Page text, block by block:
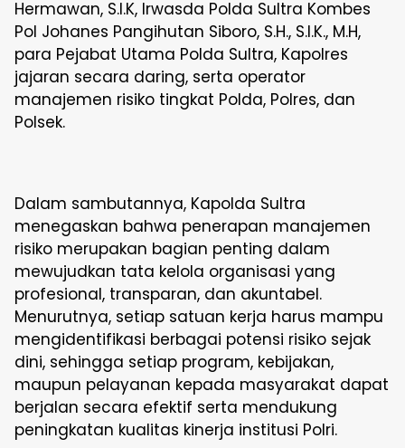
Hermawan, S.I.K, Irwasda Polda Sultra Kombes
Pol Johanes Pangihutan Siboro, S.H., S.I.K., M.H,
para Pejabat Utama Polda Sultra, Kapolres
jajaran secara daring, serta operator
manajemen risiko tingkat Polda, Polres, dan
Polsek.
Dalam sambutannya, Kapolda Sultra
menegaskan bahwa penerapan manajemen
risiko merupakan bagian penting dalam
mewujudkan tata kelola organisasi yang
profesional, transparan, dan akuntabel.
Menurutnya, setiap satuan kerja harus mampu
mengidentifikasi berbagai potensi risiko sejak
dini, sehingga setiap program, kebijakan,
maupun pelayanan kepada masyarakat dapat
berjalan secara efektif serta mendukung
peningkatan kualitas kinerja institusi Polri.